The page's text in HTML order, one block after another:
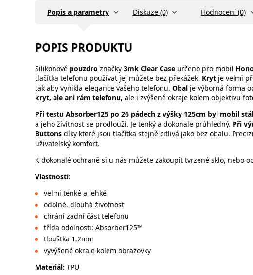
Popis a parametry Diskuze (0) Hodnocení (0)
POPIS PRODUKTU
Silikonové pouzdro značky 3mk Clear Case určeno pro mobil
tlačítka telefonu používat jej můžete bez překážek. Kryt je velmi
tak aby vynikla elegance vašeho telefonu. Obal je výborná forma
kryt, ale ani rám telefonu, ale i zvýšené okraje kolem objektivu
Při testu Absorber125 po 26 pádech z výšky 125cm byl mobil
a jeho živitnost se prodlouží. Je tenký a dokonale průhledný. Při
Buttons díky které jsou tlačítka stejně citlivá jako bez obalu.
uživatelský komfort.
K dokonalé ochraně si u nás můžete zakoupit tvrzené sklo, nebo
Vlastnosti:
velmi tenké a lehké
odolné, dlouhá životnost
chrání zadní část telefonu
třída odolnosti: Absorber125™
tlouštka 1,2mm
vyvýšené okraje kolem obrazovky
Materiál: TPU